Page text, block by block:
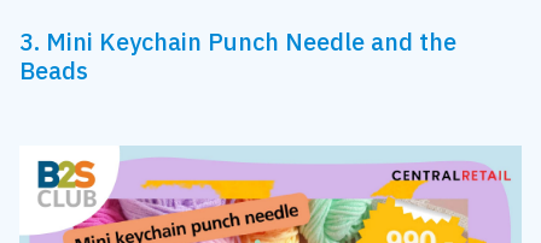
3. Mini Keychain Punch Needle and the
Beads